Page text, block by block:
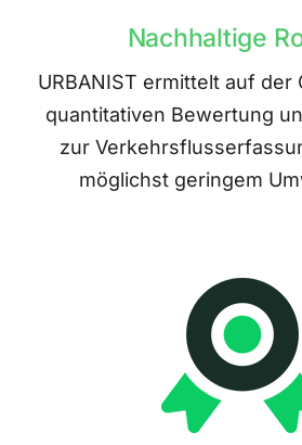
Nachhaltige
URBANIST ermittelt auf der
quantitativen Bewertung
zur
möglichst geringem